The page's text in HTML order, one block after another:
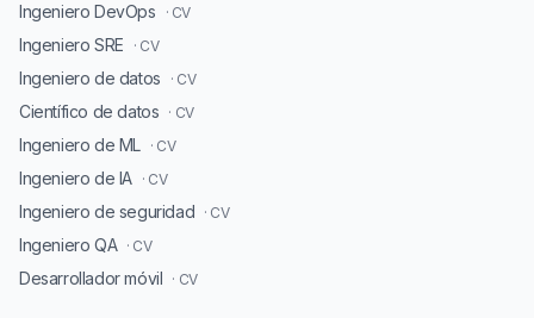
Ingeniero DevOps · CV
Ingeniero SRE · CV
Ingeniero de datos · CV
Científico de datos · CV
Ingeniero de ML · CV
Ingeniero de IA · CV
Ingeniero de seguridad · CV
Ingeniero QA · CV
Desarrollador móvil · CV